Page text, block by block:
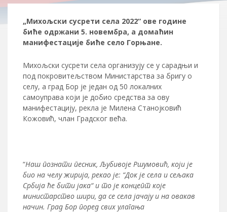
„Михољски сусрети села 2022“ ове године
биће одржани 5. новембра, а домаћин
манифестације биће село Горњане.
Михољски сусрети села организују се у сарадњи и
под покровитељством Министарства за бригу о
селу, а град Бор је један од 50 локалних
самоуправа који је добио средства за ову
манифестацију, рекла је Милена Станојковић
Кожовић, члан Градског већа.
“Наш познати песник, Љубивоје Ршумовић, који је
био на челу жирија, рекао је: “Док је села и сељака
Србија ће бити јака“ и то је концепт које
министарство шири, да се села јачају и на овакав
начин. Град Бор поред свих улагања